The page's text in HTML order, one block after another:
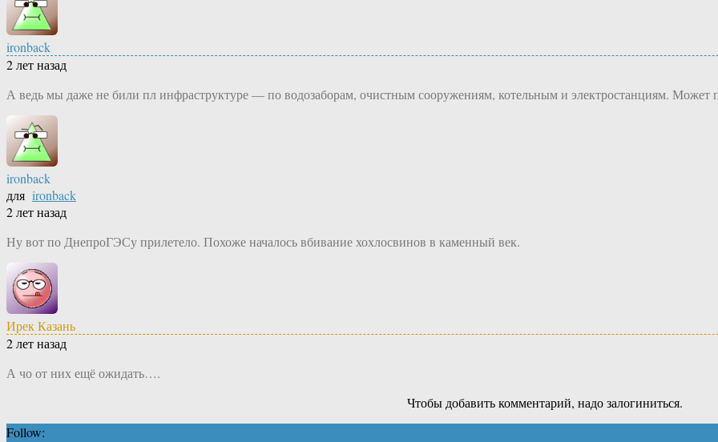
ironback
2 лет назад
А ведь мы даже не били пл инфраструктуре — по водозаборам, очистным сооружениям, котельным и электростанциям. Может
ironback
для ironback
2 лет назад
Ну вот по ДнепроГЭСу прилетело. Похоже началось вбивание хохлосвинов в каменный век.
Ирек Казань
2 лет назад
А чо от них ещё ожидать….
Чтобы добавить комментарий, надо залогиниться.
Follow: